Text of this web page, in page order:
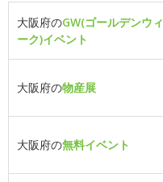
大阪府のGW(ゴールデンウィ
ーク)イベント
大阪府の物産展
大阪府の無料イベント